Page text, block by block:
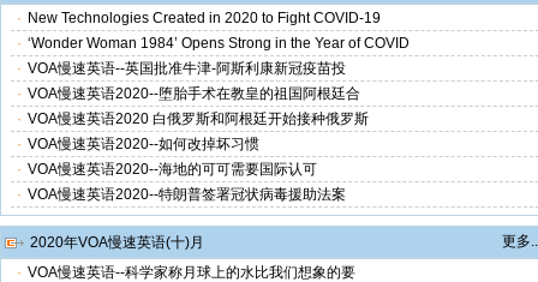
· 2020 Saw Many Successes in Space Exploration
· VOA慢速英语2020 节假日新冠政策让法国养老院面临
· How Regeneron Made a COVID Antibody Drug
· VOA慢速英语--把女儿嫁出去是为了缓解新冠疫情带
· VOA慢速英语2020 2020年对教师和学生来说都是艰难之
· Shenandoah and Its Native American Roots
· VOA慢速英语2020--研究称社交媒体容易被操纵
· VOA慢速英语2020 泰国救护人员救下一头被摩托车撞
· VOA慢速英语2020--'A Horseman in the Sky' by Ambrose Bierce
· VOA慢速英语--狗狗缓解因新冠病毒隔离的美国老年
· New Technologies Created in 2020 to Fight COVID-19
· ‘Wonder Woman 1984’ Opens Strong in the Year of COVID
· VOA慢速英语--英国批准牛津-阿斯利康新冠疫苗投
· VOA慢速英语2020--堕胎手术在教皇的祖国阿根廷合
· VOA慢速英语2020 白俄罗斯和阿根廷开始接种俄罗斯
· VOA慢速英语2020--如何改掉坏习惯
· VOA慢速英语2020--海地的可可需要国际认可
· VOA慢速英语2020--特朗普签署冠状病毒援助法案
2020年VOA慢速英语(十)月
更多
· VOA慢速英语--科学家称月球上的水比我们想象的要